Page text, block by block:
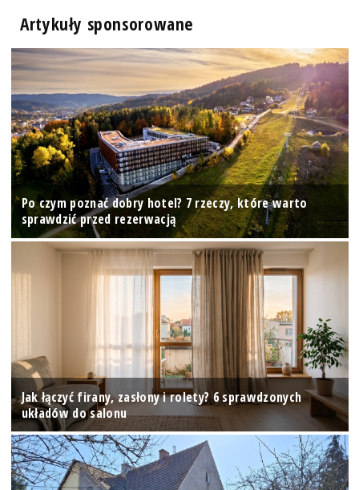
Artykuły sponsorowane
Po czym poznać dobry hotel? 7 rzeczy, które warto
sprawdzić przed rezerwacją
Jak łączyć firany, zasłony i rolety? 6 sprawdzonych
układów do salonu